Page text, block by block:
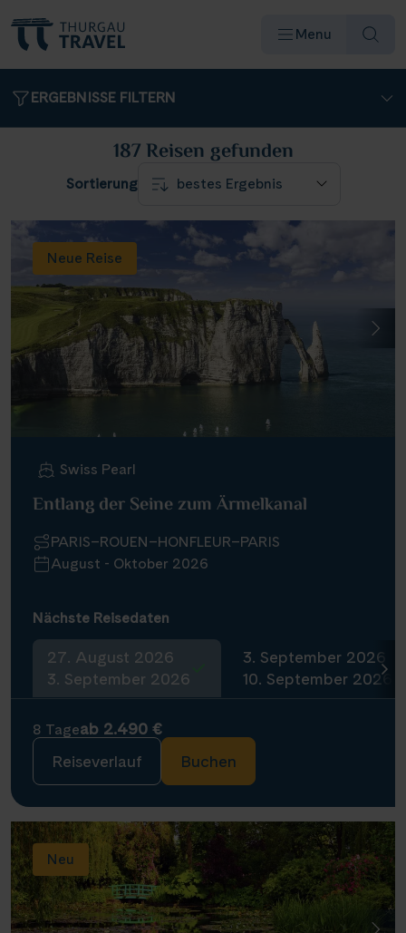
Menu
Reiseziele & Flüsse
Schiffe
Reisearten
Angebote
Kontakt
Newsletter
Kundenlogin
Agenturbereich
WhatsAppHotline +49 30 346 456 950
ERGEBNISSE FILTERN
187 Reisen gefunden
Sortierung
Neue Reise
Swiss Pearl
Entlang der Seine zum Ärmelkanal
PARIS–ROUEN–HONFLEUR–PARIS
August - Oktober 2026
Nächste Reisedaten
27. August 2026
3. September 2026
3. September 2026
10. September 2026
8 Tageab 2.490 €
Reiseverlauf
Buchen
Neu